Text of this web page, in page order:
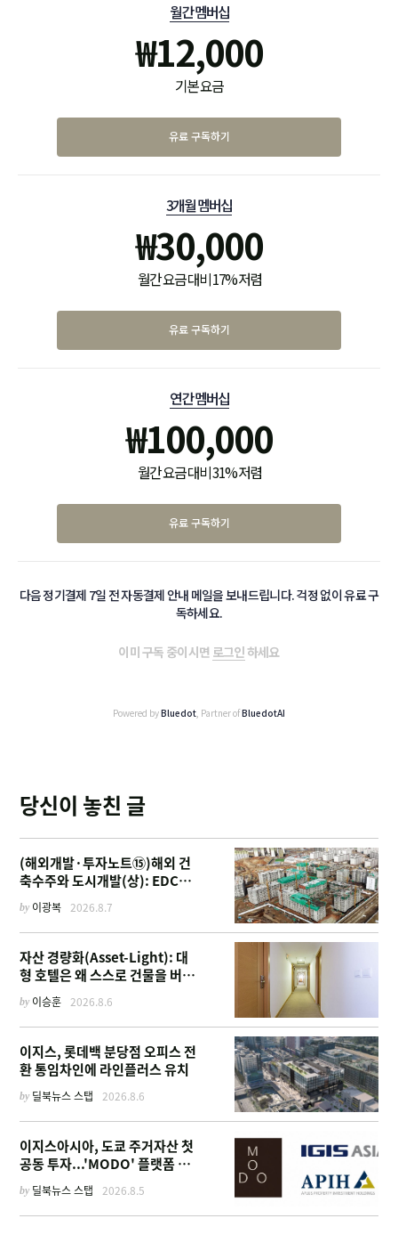
월간 멤버십
₩12,000
기본 요금
유료 구독하기
3개월 멤버십
₩30,000
월간 요금 대비 17% 저렴
유료 구독하기
연간 멤버십
₩100,000
월간 요금 대비 31% 저렴
유료 구독하기
다음 정기결제 7일 전 자동결제 안내 메일을 보내드립니다. 걱정 없이 유료 구
독하세요.
이미 구독 중이시면 로그인하세요
Powered byBluedot, Partner ofBluedotAI
당신이 놓친 글
(해외개발·투자노트⑮)해외 건
축수주와 도시개발(상): EDCF
부터 계열사 진출 위한 복합시설
까지
by 이광복 2026.8.7
자산 경량화(Asset-Light): 대
형 호텔은 왜 스스로 건물을 버리
고 '이름'만 팔기 시작했을까
by 이승훈 2026.8.6
이지스, 롯데백 분당점 오피스 전
환 통임차인에 라인플러스 유치
by 딜북뉴스 스탭 2026.8.6
이지스아시아, 도쿄 주거자산 첫
공동 투자...'MODO' 플랫폼 가
by 딜북뉴스 스탭 2026.8.5